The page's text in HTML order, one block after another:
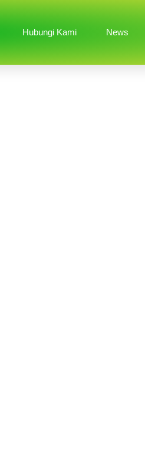
Hubungi Kami News